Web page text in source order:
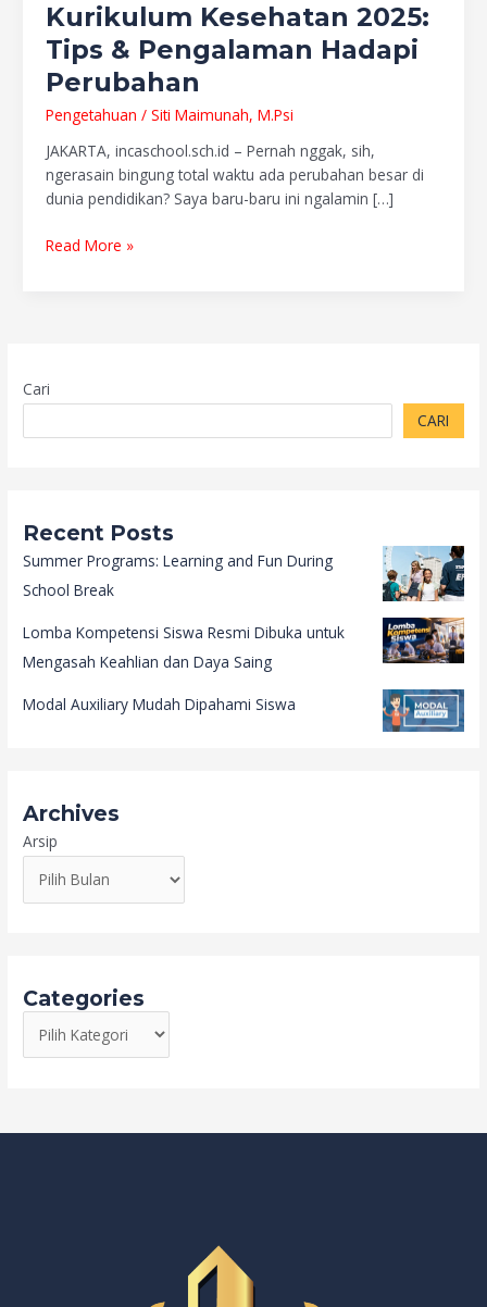
Kurikulum Kesehatan 2025:
Tips & Pengalaman Hadapi
Perubahan
Pengetahuan / Siti Maimunah, M.Psi
JAKARTA, incaschool.sch.id – Pernah nggak, sih,
ngerasain bingung total waktu ada perubahan besar di
dunia pendidikan? Saya baru-baru ini ngalamin […]
Read More »
Cari
CARI
Recent Posts
Summer Programs: Learning and Fun During
School Break
Lomba Kompetensi Siswa Resmi Dibuka untuk
Mengasah Keahlian dan Daya Saing
Modal Auxiliary Mudah Dipahami Siswa
Archives
Arsip
Categories